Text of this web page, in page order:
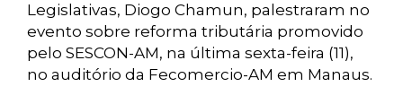
Legislativas, Diogo Chamun, palestraram no
evento sobre reforma tributária promovido
pelo SESCON-AM, na última sexta-feira (11),
no auditório da Fecomercio-AM em Manaus.